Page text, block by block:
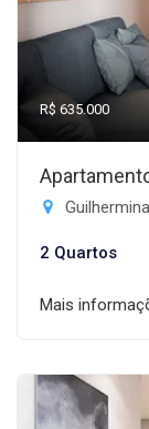
R$ 635.000
2 Quartos
Mais